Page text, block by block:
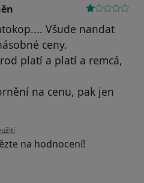
Všude nandat
ceny.
platí a platí a remcá,
na cenu, pak jen
uživatele Váš účet byl odstraněn
na hodnocení!